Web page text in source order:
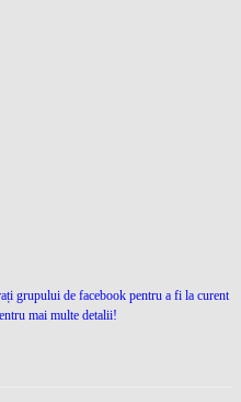
grupului de facebook pentru a fi la curent
mai multe detalii!